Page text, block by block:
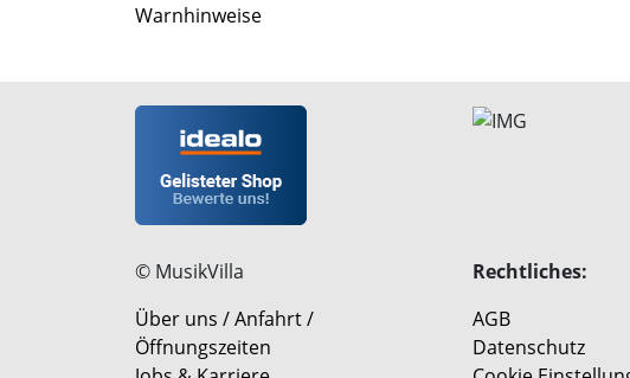
Warnhinweise
© MusikVilla
Über uns / Anfahrt /
Öffnungszeiten
Rechtliches:
AGB
Datenschutz